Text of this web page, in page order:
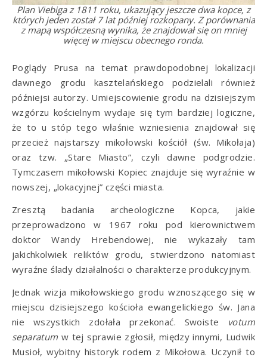
Plan Viebiga z 1811 roku, ukazujący jeszcze dwa kopce, z
których jeden został 7 lat później rozkopany. Z porównania
z mapą współczesną wynika, że znajdował się on mniej
więcej w miejscu obecnego ronda.
Poglądy Prusa na temat prawdopodobnej lokalizacji
dawnego grodu kasztelańskiego podzielali również
późniejsi autorzy. Umiejscowienie grodu na dzisiejszym
wzgórzu kościelnym wydaje się tym bardziej logiczne,
że to u stóp tego właśnie wzniesienia znajdował się
przecież najstarszy mikołowski kościół (św. Mikołaja)
oraz tzw. „Stare Miasto”, czyli dawne podgrodzie.
Tymczasem mikołowski Kopiec znajduje się wyraźnie w
nowszej, „lokacyjnej” części miasta.
Zresztą badania archeologiczne Kopca, jakie
przeprowadzono w 1967 roku pod kierownictwem
doktor Wandy Hrebendowej, nie wykazały tam
jakichkolwiek reliktów grodu, stwierdzono natomiast
wyraźne ślady działalności o charakterze produkcyjnym.
Jednak wizja mikołowskiego grodu wznoszącego się w
miejscu dzisiejszego kościoła ewangelickiego św. Jana
nie wszystkich zdołała przekonać. Swoiste votum
separatum w tej sprawie zgłosił, między innymi, Ludwik
Musioł, wybitny historyk rodem z Mikołowa. Uczynił to